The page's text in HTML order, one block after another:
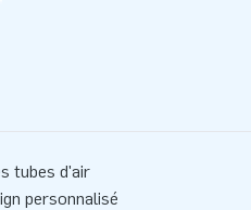
tubes d'air
personnalisé